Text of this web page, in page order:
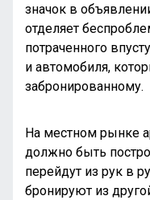
значок в
отделяет
потраченного
и автомобиля,
забронированному.
На местном рынке
должно быть
перейдут из рук в
бронируют из